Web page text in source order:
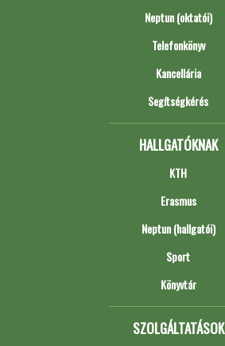
Neptun (oktatói)
Telefonkönyv
Kancellária
Segítségkérés
HALLGATÓKNAK
KTH
Erasmus
Neptun (hallgatói)
Sport
Könyvtár
SZOLGÁLTATÁSOK